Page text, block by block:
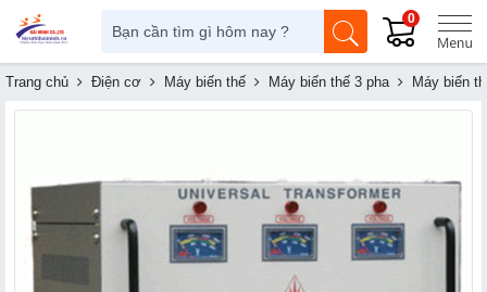
0
Trang chủ Điện cơ Máy biến thế Máy biến thế 3 pha Máy biến